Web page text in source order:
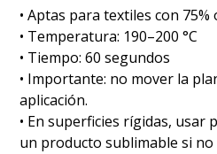
•⁠ ⁠Aptas para textiles con
•⁠ ⁠Temperatura: 190–200 °C
•⁠ ⁠Tiempo: 60 segundos
•⁠ ⁠Importante: no mover la
aplicación.
•⁠ ⁠En superficies rígidas, usar
un producto sublimable si